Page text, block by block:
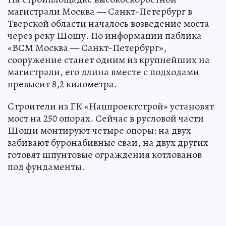
магистрали Москва — Санкт-Петербург в
Тверской области началось возведение моста
через реку Шошу. По информации паблика
«ВСМ Москва — Санкт-Петербург»,
сооружение станет одним из крупнейших на
магистрали, его длина вместе с подходами
превысит 8,2 километра.
Строители из ГК «Нацпроектстрой» установят
мост на 250 опорах. Сейчас в русловой части
Шоши монтируют четыре опоры: на двух
забивают буронабивные сваи, на двух других
готовят шпунтовые ограждения котлованов
под фундаменты.